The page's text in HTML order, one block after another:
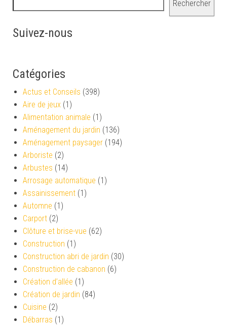
Rechercher
Suivez-nous
Catégories
Actus et Conseils (398)
Aire de jeux (1)
Alimentation animale (1)
Aménagement du jardin (136)
Aménagement paysager (194)
Arboriste (2)
Arbustes (14)
Arrosage automatique (1)
Assainissement (1)
Automne (1)
Carport (2)
Clôture et brise-vue (62)
Construction (1)
Construction abri de jardin (30)
Construction de cabanon (6)
Création d’allée (1)
Création de jardin (84)
Cuisine (2)
Débarras (1)